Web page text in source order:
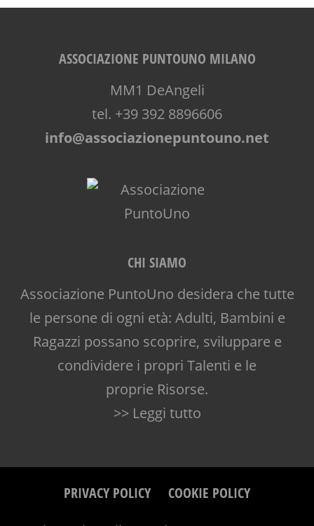
ASSOCIAZIONE PUNTOUNO MILANO
MM1 DeAngeli
tel. +39 392 8896606
info@associazionepuntouno.net
CHI SIAMO
Associazione PuntoUno desidera che tutte
le persone di ogni età: Adulti, Bambini e
Ragazzi possano scoprire, sviluppare e
condividere i propri Talenti e le
proprie Risorse.
>> Leggi tutto
PRIVACY POLICY
COOKIE POLICY